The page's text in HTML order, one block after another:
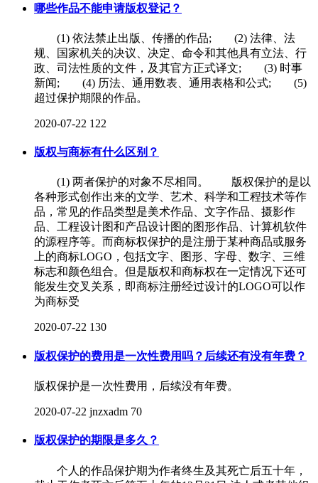
哪些作品不能申请版权登记？
(1) 依法禁止出版、传播的作品; (2) 法律、法
规、国家机关的决议、决定、命令和其他具有立法、行
政、司法性质的文件，及其官方正式译文; (3) 时事
新闻; (4) 历法、通用数表、通用表格和公式; (5)
超过保护期限的作品。
2020-07-22 122
版权与商标有什么区别？
(1) 两者保护的对象不尽相同。 版权保护的是以
各种形式创作出来的文学、艺术、科学和工程技术等作
品，常见的作品类型是美术作品、文字作品、摄影作
品、工程设计图和产品设计图的图形作品、计算机软件
的源程序等。而商标权保护的是注册于某种商品或服务
上的商标LOGO，包括文字、图形、字母、数字、三维
标志和颜色组合。但是版权和商标权在一定情况下还可
能发生交叉关系，即商标注册经过设计的LOGO可以作
为商标受
2020-07-22 130
版权保护的费用是一次性费用吗？后续还有没有年费？
版权保护是一次性费用，后续没有年费。
2020-07-22 jnzxadm 70
版权保护的期限是多久？
个人的作品保护期为作者终生及其死亡后五十年，